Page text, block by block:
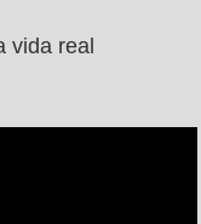
vida real